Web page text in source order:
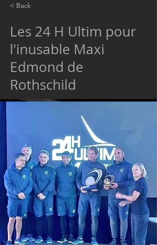
< Back
Les 24 H Ultim pour
l'inusable Maxi
Edmond de
Rothschild